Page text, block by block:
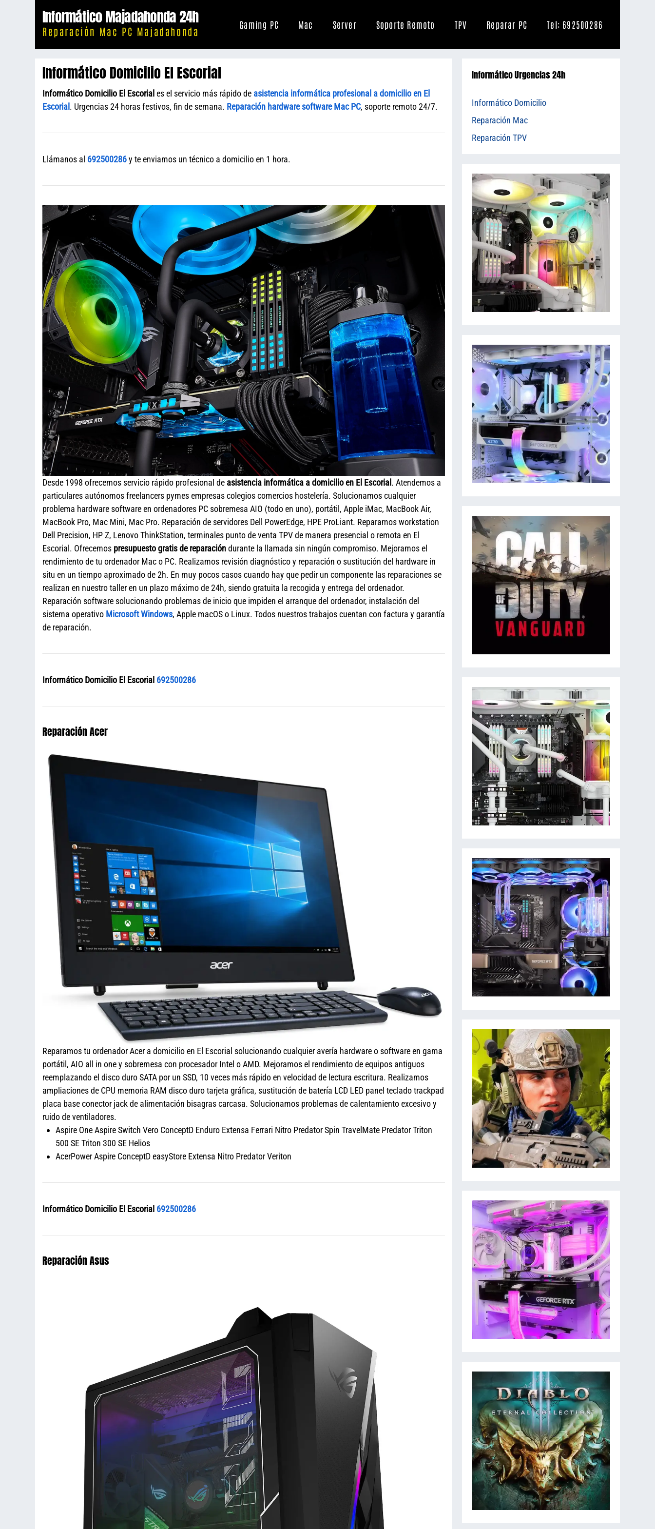
Informático Majadahonda 24h
Reparación Mac PC Majadahonda
Gaming PC Mac Server Soporte Remoto TPV Reparar PC Tel: 692500286
Informático Domicilio El Escorial
Informático Domicilio El Escorial es el servicio más rápido de asistencia informática profesional a domicilio en El
Escorial . Urgencias 24 horas festivos, fin de semana. Reparación hardware software Mac PC, soporte remoto 24/7.
Llámanos al 692500286y te enviamos un técnico a domicilio en 1 hora.
Desde 1998 ofrecemos servicio rápido profesional de asistencia informática a domicilio en El Escorial . Atendemos a
particulares autónomos freelancers pymes empresas colegios comercios hostelería. Solucionamos cualquier
problema hardware software en ordenadores PC sobremesa AIO (todo en uno), portátil, Apple iMac, MacBook Air,
MacBook Pro, Mac Mini, Mac Pro. Reparación de servidores Dell PowerEdge, HPE ProLiant. Reparamos workstation
Dell Precision, HP Z, Lenovo ThinkStation, terminales punto de venta TPV de manera presencial o remota en El
Escorial. Ofrecemos presupuesto gratis de reparacióndurante la llamada sin ningún compromiso. Mejoramos el
rendimiento de tu ordenador Mac o PC. Realizamos revisión diagnóstico y reparación o sustitución del hardware in
situ en un tiempo aproximado de 2h. En muy pocos casos cuando hay que pedir un componente las reparaciones se
realizan en nuestro taller en un plazo máximo de 24h, siendo gratuita la recogida y entrega del ordenador.
Reparación software solucionando problemas de inicio que impiden el arranque del ordenador, instalación del
sistema operativo Microsoft Windows, Apple macOS o Linux. Todos nuestros trabajos cuentan con factura y garantía
de reparación.
Informático Domicilio El Escorial 692500286
Reparación Acer
Reparamos tu ordenador Acer a domicilio en El Escorial solucionando cualquier avería hardware o software en gama
portátil, AIO all in one y sobremesa con procesador Intel o AMD. Mejoramos el rendimiento de equipos antiguos
reemplazando el disco duro SATA por un SSD, 10 veces más rápido en velocidad de lectura escritura. Realizamos
ampliaciones de CPU memoria RAM disco duro tarjeta gráfica, sustitución de batería LCD LED panel teclado trackpad
placa base conector jack de alimentación bisagras carcasa. Solucionamos problemas de calentamiento excesivo y
ruido de ventiladores.
Aspire One Aspire Switch Vero ConceptD Enduro Extensa Ferrari Nitro Predator Spin TravelMate Predator Triton
500 SE Triton 300 SE Helios
AcerPower Aspire ConceptD easyStore Extensa Nitro Predator Veriton
Informático Domicilio El Escorial 692500286
Reparación Asus
Informático Urgencias 24h
Informático Domicilio
Reparación Mac
Reparación TPV